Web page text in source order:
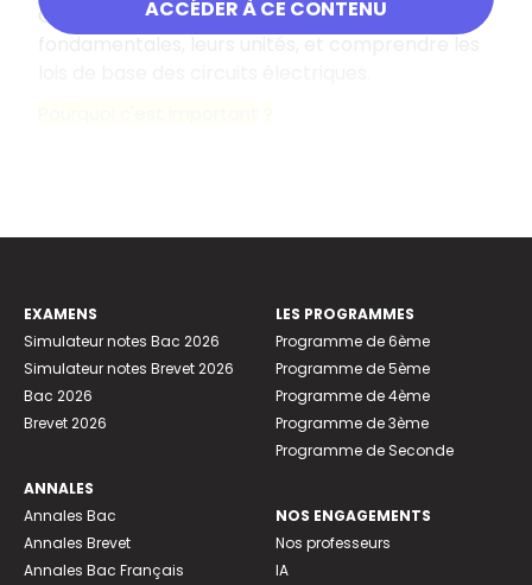
ACCÉDER À CE CONTENU
Connaître les grandeurs électriques
EXAMENS
Simulateur notes Bac 2026
Simulateur notes Brevet 2026
Bac 2026
Brevet 2026
ANNALES
Annales Bac
Annales Brevet
Annales Bac Français
LES PROGRAMMES
Programme de 6ème
Programme de 5ème
Programme de 4ème
Programme de 3ème
Programme de Seconde
NOS ENGAGEMENTS
Nos professeurs
IA